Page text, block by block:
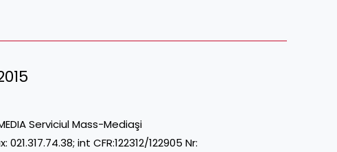
MEDIA Serviciul Mass-Mediaşi
int CFR:122312/122905 Nr: